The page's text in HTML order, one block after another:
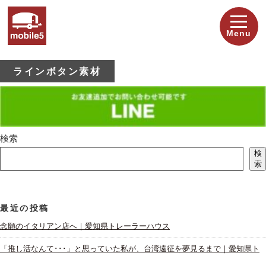
Menu
ラインボタン素材
検索
検
索
最近の投稿
念願のイタリアン店へ｜愛知県トレーラーハウス
「推し活なんて･･･」と思っていた私が、台湾遠征を夢見るまで｜愛知県ト